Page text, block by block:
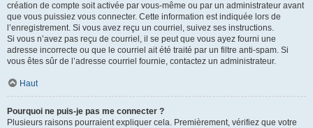
création de compte soit activée par vous-même ou par un administrateur avant
que vous puissiez vous connecter. Cette information est indiquée lors de
l’enregistrement. Si vous avez reçu un courriel, suivez ses instructions.
Si vous n’avez pas reçu de courriel, il se peut que vous ayez fourni une
adresse incorrecte ou que le courriel ait été traité par un filtre anti-spam. Si
vous êtes sûr de l’adresse courriel fournie, contactez un administrateur.
Haut
Pourquoi ne puis-je pas me connecter ?
Plusieurs raisons pourraient expliquer cela. Premièrement, vérifiez que votre